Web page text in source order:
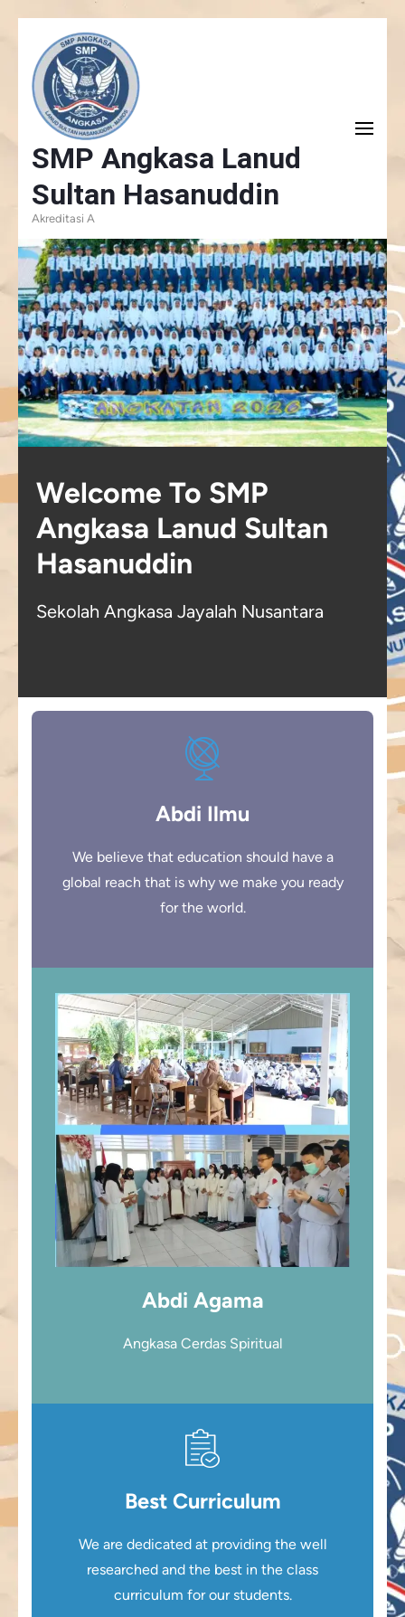
to
content
(Press
Enter)
SMP Angkasa Lanud
Sultan Hasanuddin
Akreditasi A
Welcome To SMP
Angkasa Lanud Sultan
Hasanuddin
Sekolah Angkasa Jayalah Nusantara
Abdi Ilmu
We believe that education should have a
global reach that is why we make you ready
for the world.
Abdi Agama
Angkasa Cerdas Spiritual
Best Curriculum
We are dedicated at providing the well
researched and the best in the class
curriculum for our students.